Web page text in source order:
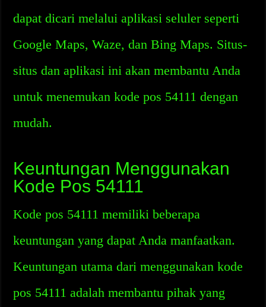
dapat dicari melalui aplikasi seluler seperti
Google Maps, Waze, dan Bing Maps. Situs-
situs dan aplikasi ini akan membantu Anda
untuk menemukan kode pos 54111 dengan
mudah.
Keuntungan Menggunakan
Kode Pos 54111
Kode pos 54111 memiliki beberapa
keuntungan yang dapat Anda manfaatkan.
Keuntungan utama dari menggunakan kode
pos 54111 adalah membantu pihak yang